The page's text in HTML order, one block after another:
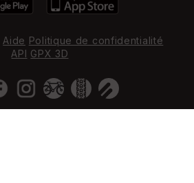
Aide Politique de confidentialité
API GPX 3D